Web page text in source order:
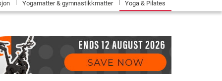
Yogamatter & gymnastikkmatter Yoga & Pilates